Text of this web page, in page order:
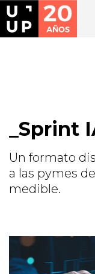
Sprint
Un formato
a las pymes
medible.